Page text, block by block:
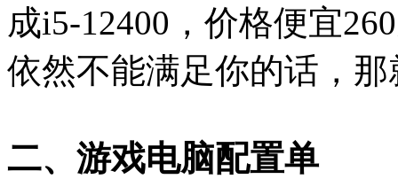
成i5-12400，价格便宜
依然不能满足你的话，
二、游戏电脑配置单